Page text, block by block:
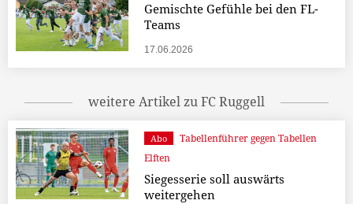
Gemischte Gefühle bei den FL-
Teams
17.06.2026
weitere Artikel zu FC Ruggell
Abo
Tabellenführer gegen Tabellen
Elften
Siegesserie soll auswärts
weitergehen